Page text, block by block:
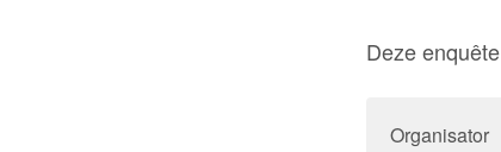
Deze
Organisator